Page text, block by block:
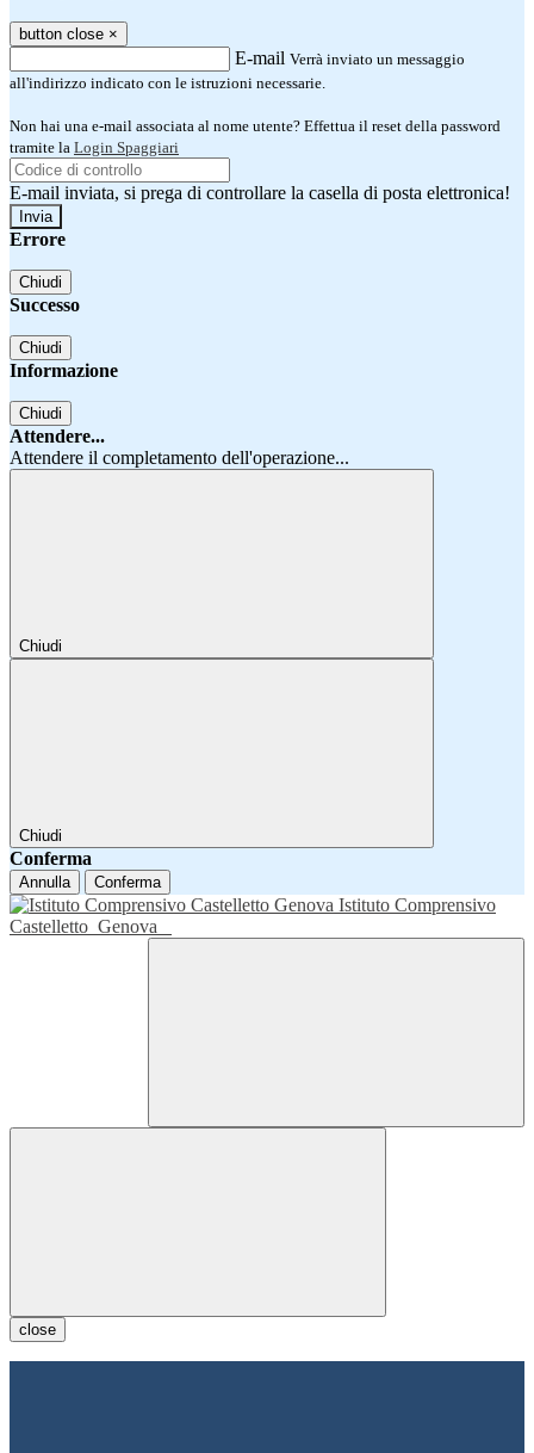
button close ×
E-mail Verrà inviato un messaggio
all'indirizzo indicato con le istruzioni necessarie.
Non hai una e-mail associata al nome utente? Effettua il reset della password
tramite la Login Spaggiari
E-mail inviata, si prega di controllare la casella di posta elettronica!
Errore
Chiudi
Successo
Chiudi
Informazione
Chiudi
Attendere...
Attendere il completamento dell'operazione...
Chiudi
Chiudi
Conferma
Annulla Conferma
Istituto Comprensivo
Castelletto Genova
close